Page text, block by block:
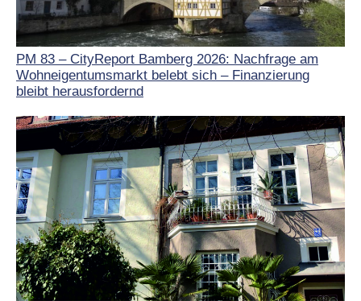
PM 83 – CityReport Bamberg 2026: Nachfrage am
Wohneigentumsmarkt belebt sich – Finanzierung
bleibt herausfordernd